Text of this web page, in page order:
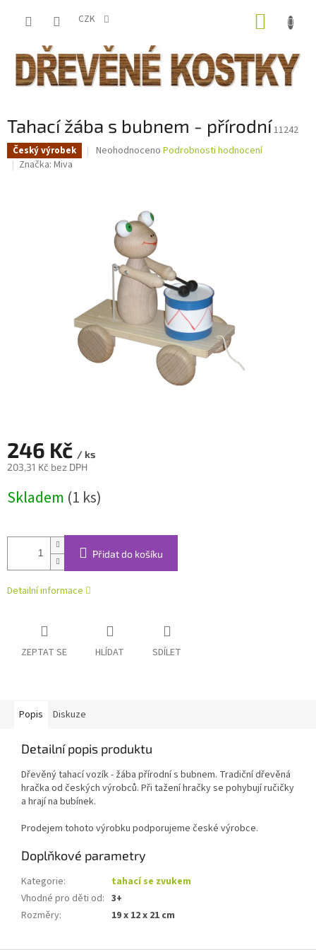
CZK
Tahací žába s bubnem - přírodní11242
Český výrobek
Průměrné
hvězdiček.
Neohodnoceno Podrobnosti hodnocení
Značka: Miva
246 Kč / ks
203,31 Kč bez DPH
cena:
Skladem (1 ks)
Přidat do košíku
Detailní informace
ZEPTAT SE HLÍDAT SDÍLET
Popis Diskuze
Detailní popis produktu
Dřevěný tahací vozík - žába přírodní s bubnem. Tradiční dřevěná
hračka od českých výrobců. Při tažení hračky se pohybují ručičky
a hrají na bubínek.
Prodejem tohoto výrobku podporujeme české výrobce.
Doplňkové parametry
Kategorie:
tahací se zvukem
Vhodné pro děti od: 3+
Rozměry: 19 x 12 x 21 cm